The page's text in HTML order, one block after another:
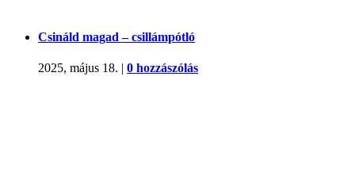
Csináld magad – csillámpótló
2025, május 18. | 0 hozzászólás